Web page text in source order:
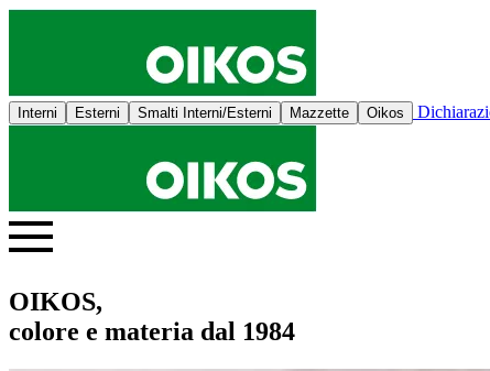
Interni Esterni Smalti Interni/Esterni Mazzette Oikos
OIKOS,
colore e materia dal 1984